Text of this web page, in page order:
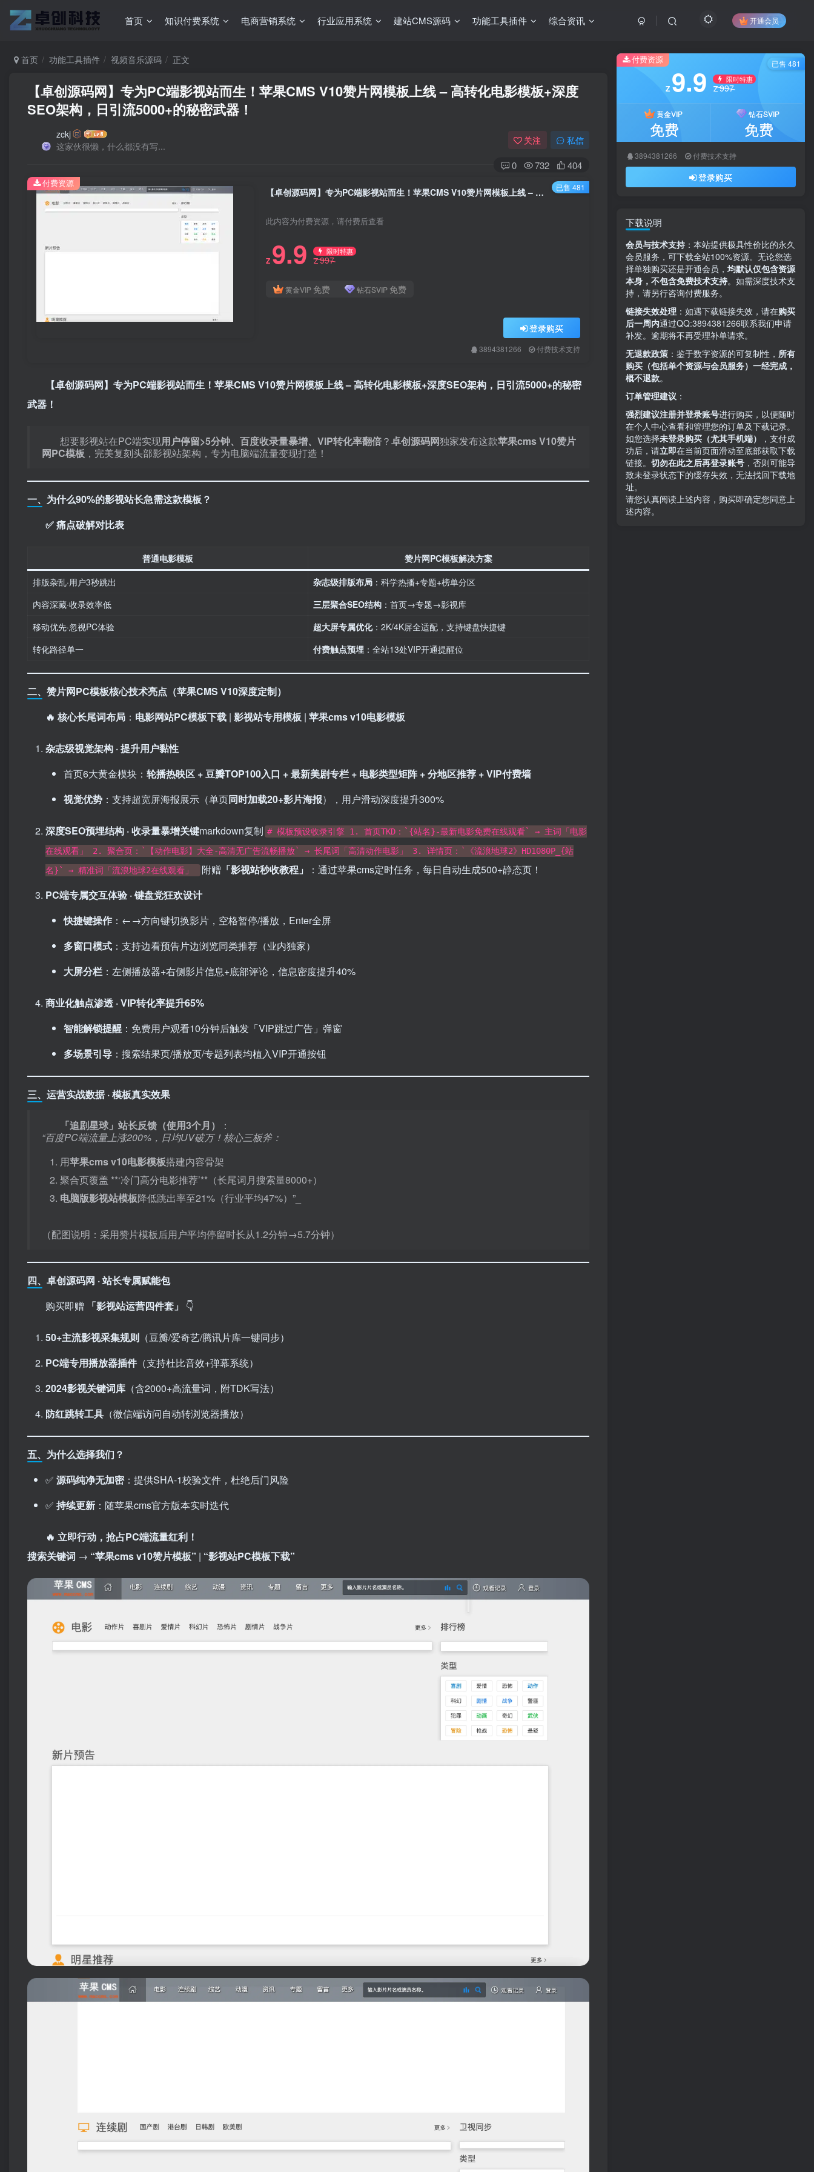
首页 知识付费系统 电商营销系统 行业应用系统 建站CMS源码 功能工具插件 综合资讯 开通会员
首页 功能工具插件 视频音乐源码 正文
【卓创源码网】专为PC端影视站而生！苹果CMS V10赞片网模板上线 – 高转化电影模板+深度
SEO架构，日引流5000+的秘密武器！​
zckj
这家伙很懒，什么都没有写...
关注 私信
0 732 404
【卓创源码网】专为PC端影视站而生！苹果CMS V10赞片网模板上线 – 高转化电影模板+深度SEO架构，日引流5000+的秘密武器！​
此内容为付费资源，请付费后查看
Z 9.9 限时特惠
Z997
黄金VIP 免费 钻石SVIP 免费
登录购买
3894381266 付费技术支持
付费资源 已售 481
【卓创源码网】专为PC端影视站而生！苹果CMS V10赞片网模板上线 – 高转化电影模板+深度SEO架构，日引流5000+的秘密
武器！​
想要影视站在PC端实现用户停留>5分钟、百度收录量暴增、VIP转化率翻倍？卓创源码网独家发布这款苹果cms V10赞片
网PC模板 ，完美复刻头部影视站架构，专为电脑端流量变现打造！
一、为什么90%的影视站长急需这款模板？
✅ 痛点破解对比表
普通电影模板
赞片网PC模板解决方案
排版杂乱·用户3秒跳出
杂志级排版布局 ：科学热播+专题+榜单分区
内容深藏·收录效率低
三层聚合SEO结构 ：首页→专题→影视库
移动优先·忽视PC体验
超大屏专属优化：2K/4K屏全适配，支持键盘快捷键
转化路径单一
付费触点预埋 ：全站13处VIP开通提醒位
二、赞片网PC模板核心技术亮点（苹果CMS V10深度定制）​
🔥 核心长尾词布局 ：​ 电影网站PC模板下载 | ​ 影视站专用模板 | ​ 苹果cms v10电影模板
杂志级视觉架构 · 提升用户黏性
首页6大黄金模块：​ 轮播热映区 + 豆瓣TOP100入口 + 最新美剧专栏 + 电影类型矩阵 + 分地区推荐 + VIP付费墙
视觉优势 ：支持超宽屏海报展示（单页同时加载20+影片海报），用户滑动深度提升300%
深度SEO预埋结构 · 收录量暴增关键markdown复制 # 模板预设收录引擎 1. 首页TKD：`{站名}-最新电影免费在线观看` → 主词「电影
在线观看」 2. 聚合页：`【动作电影】大全-高清无广告流畅播放` → 长尾词「高清动作电影」 3. 详情页：`《流浪地球2》HD1080P_{站
名}` → 精准词「流浪地球2在线观看」
附赠 ​「影视站秒收教程」​
：通过苹果cms定时任务，每日自动生成500+静态页！
PC端专属交互体验 · 键盘党狂欢设计
快捷键操作 ：←→方向键切换影片，空格暂停/播放，Enter全屏
多窗口模式 ：支持边看预告片边浏览同类推荐（业内独家）
大屏分栏 ：左侧播放器+右侧影片信息+底部评论，信息密度提升40%
商业化触点渗透 · VIP转化率提升65%
智能解锁提醒 ：免费用户观看10分钟后触发「VIP跳过广告」弹窗
多场景引导 ：搜索结果页/播放页/专题列表均植入VIP开通按钮
三、运营实战数据 · 模板真实效果
​「追剧星球」站长反馈（使用3个月）​
：
“百度PC端流量上涨200%，日均UV破万！核心三板斧：
用苹果cms v10电影模板搭建内容骨架
聚合页覆盖 ​**‘冷门高分电影推荐’**​（长尾词月搜索量8000+）
电脑版影视站模板降低跳出率至21%（行业平均47%）”_
（配图说明：采用赞片模板后用户平均停留时长从1.2分钟→5.7分钟）
四、卓创源码网 · 站长专属赋能包
购买即赠 ​ ​「影视站运营四件套」​ 👇
50+主流影视采集规则 ​（豆瓣/爱奇艺/腾讯片库一键同步）
PC端专用播放器插件​（支持杜比音效+弹幕系统）
2024影视关键词库 ​（含2000+高流量词，附TDK写法）
防红跳转工具 ​（微信端访问自动转浏览器播放）
五、为什么选择我们？
✅ ​ 源码纯净无加密：提供SHA-1校验文件，杜绝后门风险
✅ ​ 持续更新 ：随苹果cms官方版本实时迭代
🔥 立即行动，抢占PC端流量红利！​
搜索关键词 → ​ ​“苹果cms v10赞片模板”​ | ​ ​“影视站PC模板下载”​
付费资源
Z 9.9 限时特惠
Z997
黄金VIP
免费
钻石SVIP
免费
3894381266 付费技术支持
登录购买
已售 481
下载说明
会员与技术支持 ：本站提供极具性价比的永久
会员服务，可下载全站100%资源。无论您选
择单独购买还是开通会员， 均默认仅包含资源
本身，不包含免费技术支持。如需深度技术支
持，请另行咨询付费服务。
链接失效处理 ：如遇下载链接失效，请在购买
后一周内通过QQ:3894381266联系我们申请
补发。逾期将不再受理补单请求。
无退款政策 ：鉴于数字资源的可复制性， 所有
购买（包括单个资源与会员服务）一经完成，
概不退款。
订单管理建议 ：
强烈建议注册并登录账号进行购买，以便随时
在个人中心查看和管理您的订单及下载记录。
如您选择未登录购买（尤其手机端）
，支付成
功后，请立即在当前页面滑动至底部获取下载
链接。 切勿在此之后再登录账号 ，否则可能导
致未登录状态下的缓存失效，无法找回下载地
址。
请您认真阅读上述内容，购买即确定您同意上
述内容。